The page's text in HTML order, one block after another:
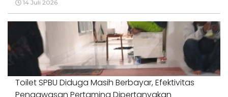
14 Juli 2026
Toilet SPBU Diduga Masih Berbayar, Efektivitas